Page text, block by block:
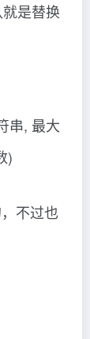
是替换
串, 最大
)
不过也